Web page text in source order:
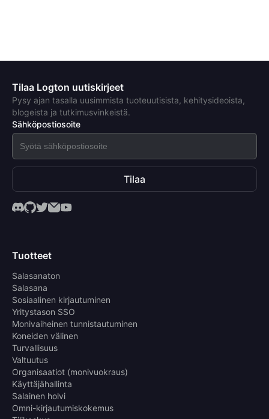
Tilaa Logton uutiskirjeet
Pysy ajan tasalla uusimmista tuoteuutisista, kehitysideoista,
blogeista ja tutkimusvinkeistä.
Sähköpostiosoite
Tilaa
Tuotteet
Salasanaton
Salasana
Sosiaalinen kirjautuminen
Yritystason SSO
Monivaiheinen tunnistautuminen
Koneiden välinen
Turvallisuus
Valtuutus
Organisaatiot (monivuokraus)
Käyttäjähallinta
Salainen holvi
Omni-kirjautumiskokemus